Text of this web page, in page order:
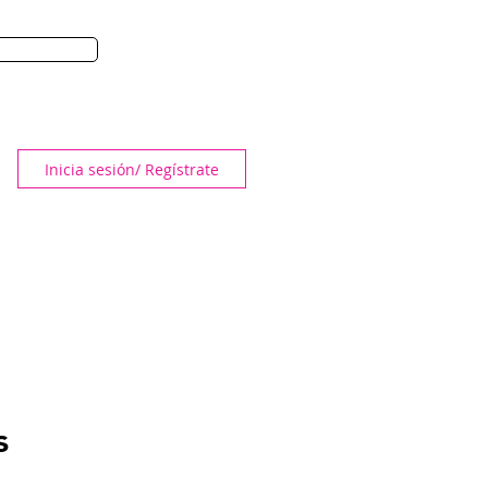
Inicia sesión/ Regístrate